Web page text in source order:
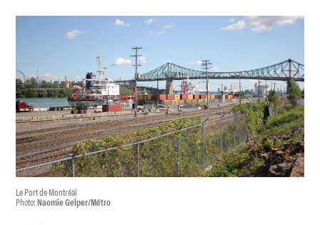
Le Port de Montréal
Photo:Naomie Gelper/Métro